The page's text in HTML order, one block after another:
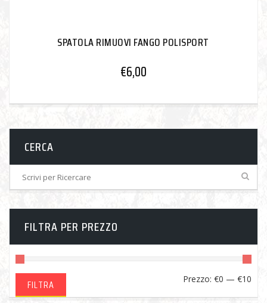
SPATOLA RIMUOVI FANGO POLISPORT
€6,00
CERCA
FILTRA PER PREZZO
FILTRA Prezzo: €0 — €10